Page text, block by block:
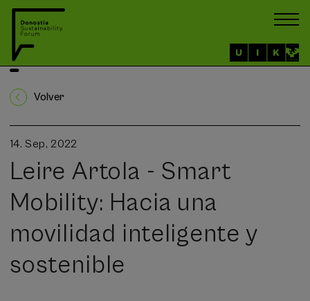
Volver
14. Sep, 2022
Leire Artola - Smart
Mobility: Hacia una
movilidad inteligente y
sostenible